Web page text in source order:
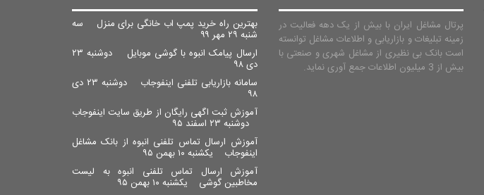
پرتال مشاغل ایران با بیش از یک دهه فعالیت در
زمینه تبلیغات و بازاریابی و اطلاعات مشاغل توانسته
است بانک بی نظیری از مشاغل شهری و صنعتی با
بیش از 3 میلیون اطلاعات جمع آوری نماید.
بهترین راه خرید پمپ اب خانگی برای منزل سه
شنبه ۲۹ مهر ۹۹
ارسال پیامک انبوه با گوشی موبایل
دوشنبه ۲۳
دی ۹۸
سامانه بازاریابی تلفنی اینفوجاب
دوشنبه ۲۳ دی
۹۸
آموزش ثبت اگهی رایگان از طریق سایت اینفوجاب
دوشنبه ۲۳ اسفند ۹۵
آموزش ارسال تماس تلفنی انبوه از بانک مشاغل
اینفوجاب یکشنبه ۱۰ بهمن ۹۵
آموزش ارسال تماس تلفنی انبوه به لیست
مخاطبین گوشی یکشنبه ۱۰ بهمن ۹۵